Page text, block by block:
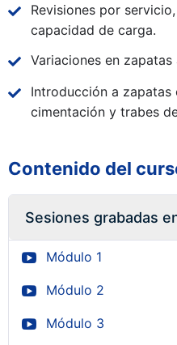
Revisiones por
capacidad de carga.
Variaciones en
Introducción a zapatas
cimentación y trabes
Contenido del
Sesiones grabadas
Módulo 1
Módulo 2
Módulo 3